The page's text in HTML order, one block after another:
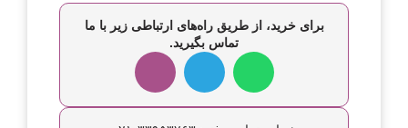
برای خرید، از طریق راه‌های ارتباطی زیر با ما
تماس بگیرید.